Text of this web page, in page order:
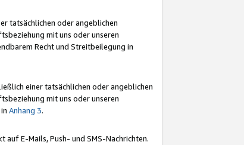
tatsächlichen oder angeblichen
mit uns oder unseren
Recht und Streitbeilegung in
einer tatsächlichen oder angeblichen
mit uns oder unseren
Anhang 3.
E-Mails, Push- und SMS-Nachrichten.